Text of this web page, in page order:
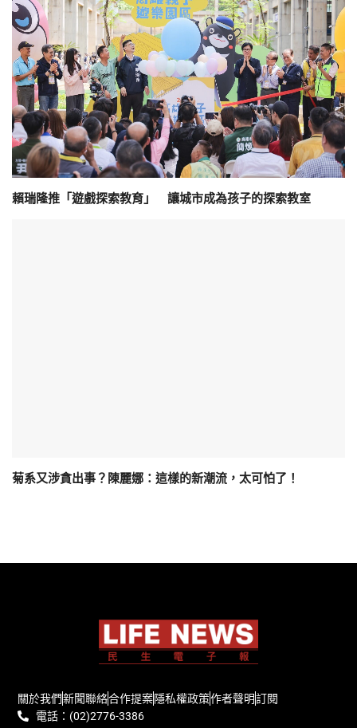
賴瑞隆推「遊戲探索教育」 讓城市成為孩子的探索教室
菊系又涉貪出事？陳麗娜：這樣的新潮流，太可怕了！
關於我們新聞聯絡合作提案隱私權政策作者聲明訂閱
電話：(02)2776-3386